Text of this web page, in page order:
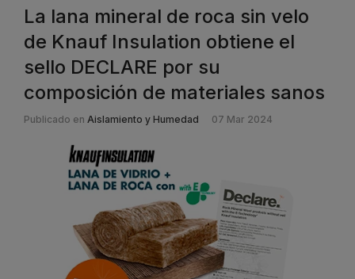
La lana mineral de roca sin velo
de Knauf Insulation obtiene el
sello DECLARE por su
composición de materiales sanos
Publicado en Aislamiento y Humedad 07 Mar 2024